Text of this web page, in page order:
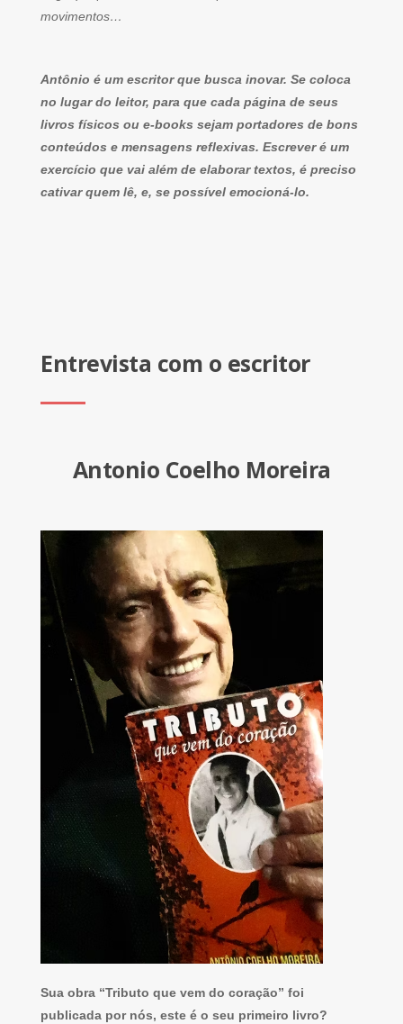
movimentos…
Antônio é um escritor que busca inovar. Se coloca
no lugar do leitor, para que cada página de seus
livros físicos ou e-books sejam portadores de bons
conteúdos e mensagens reflexivas. Escrever é um
exercício que vai além de elaborar textos, é preciso
cativar quem lê, e, se possível emocioná-lo.
Entrevista com o escritor
Antonio Coelho Moreira
Sua obra “Tributo que vem do coração” foi
publicada por nós, este é o seu primeiro livro?